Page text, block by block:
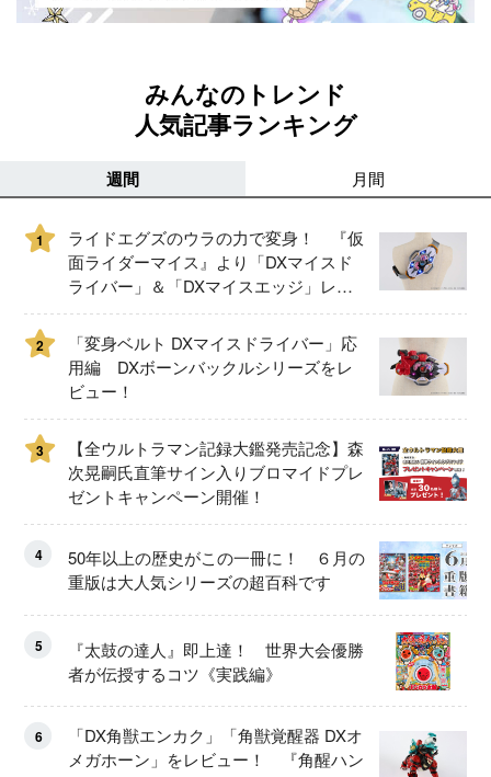
みんなのトレンド
人気記事ランキング
週間 月間
1
ライドエグズのウラの力で変身！ 『仮
面ライダーマイス』より「DXマイスド
ライバー」＆「DXマイスエッジ」レビ
ュー！
2
「変身ベルト DXマイスドライバー」応
用編 DXボーンバックルシリーズをレ
ビュー！
3
【全ウルトラマン記録大鑑発売記念】森
次晃嗣氏直筆サイン入りブロマイドプレ
ゼントキャンペーン開催！
4
50年以上の歴史がこの一冊に！ ６月の
重版は大人気シリーズの超百科です
5
『太鼓の達人』即上達！ 世界大会優勝
者が伝授するコツ《実践編》
6
「DX角獣エンカク」「角獣覚醒器 DXオ
メガホーン」をレビュー！ 『角醒ハン